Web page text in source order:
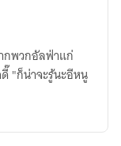
กพวกอัลฟ่าแก่
"ก็น่าจะรู้นะอีหนู